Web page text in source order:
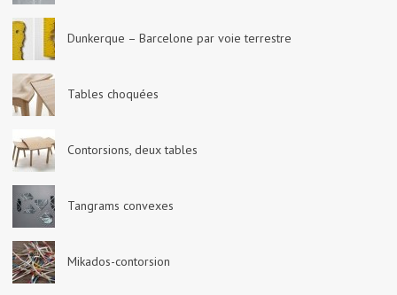
Dunkerque – Barcelone par voie terrestre
Tables choquées
Contorsions, deux tables
Tangrams convexes
Mikados-contorsion